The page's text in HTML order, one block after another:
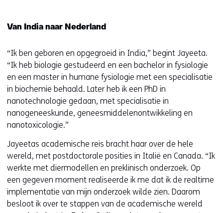
Van India naar Nederland
“Ik ben geboren en opgegroeid in India,” begint Jayeeta.
“Ik heb biologie gestudeerd en een bachelor in fysiologie
en een master in humane fysiologie met een specialisatie
in biochemie behaald. Later heb ik een PhD in
nanotechnologie gedaan, met specialisatie in
nanogeneeskunde, geneesmiddelenontwikkeling en
nanotoxicologie.”
Jayeetas academische reis bracht haar over de hele
wereld, met postdoctorale posities in Italië en Canada. “Ik
werkte met diermodellen en preklinisch onderzoek. Op
een gegeven moment realiseerde ik me dat ik de realtime
implementatie van mijn onderzoek wilde zien. Daarom
besloot ik over te stappen van de academische wereld